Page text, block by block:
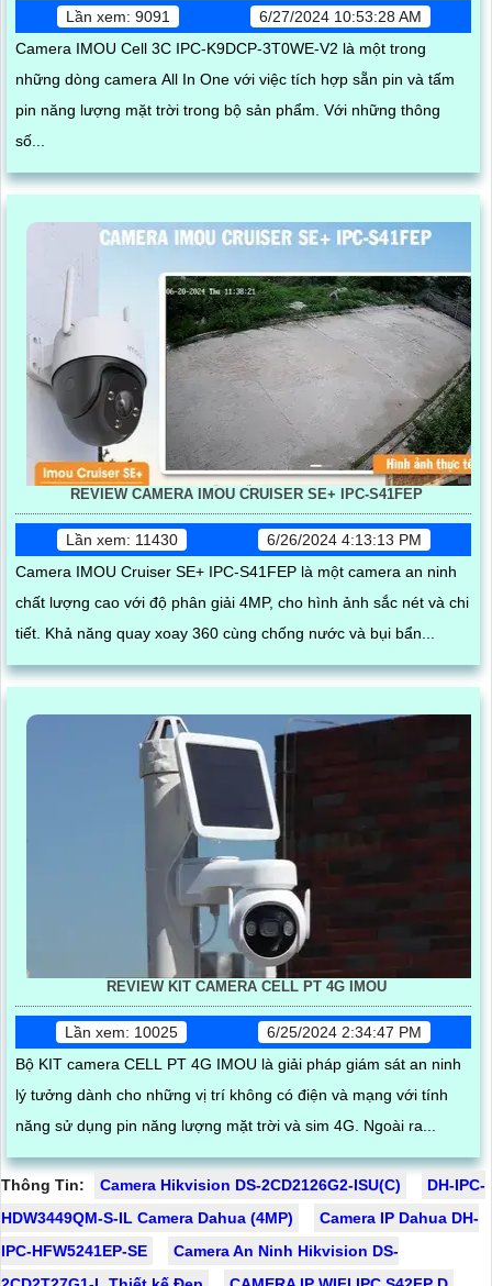
Lần xem: 9091
6/27/2024 10:53:28 AM
Camera IMOU Cell 3C IPC-K9DCP-3T0WE-V2 là một trong
những dòng camera All In One với việc tích hợp sẵn pin và tấm
pin năng lượng mặt trời trong bộ sản phẩm. Với những thông
số...
REVIEW CAMERA IMOU CRUISER SE+ IPC-S41FEP
Lần xem: 11430
6/26/2024 4:13:13 PM
Camera IMOU Cruiser SE+ IPC-S41FEP là một camera an ninh
chất lượng cao với độ phân giải 4MP, cho hình ảnh sắc nét và chi
tiết. Khả năng quay xoay 360 cùng chống nước và bụi bẩn...
REVIEW KIT CAMERA CELL PT 4G IMOU
Lần xem: 10025
6/25/2024 2:34:47 PM
Bộ KIT camera CELL PT 4G IMOU là giải pháp giám sát an ninh
lý tưởng dành cho những vị trí không có điện và mạng với tính
năng sử dụng pin năng lượng mặt trời và sim 4G. Ngoài ra...
Thông Tin: Camera Hikvision DS-2CD2126G2-ISU(C)
DH-IPC-
HDW3449QM-S-IL Camera Dahua (4MP)
Camera IP Dahua DH-
IPC-HFW5241EP-SE
Camera An Ninh Hikvision DS-